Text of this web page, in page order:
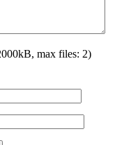
max files: 2)